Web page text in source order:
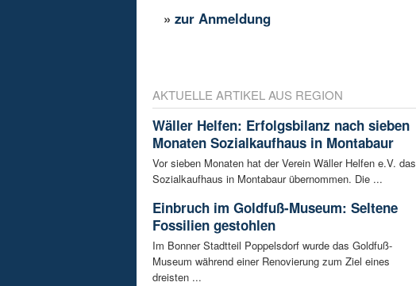
»zur Anmeldung
AKTUELLE ARTIKEL AUS REGION
Wäller Helfen: Erfolgsbilanz nach sieben
Monaten Sozialkaufhaus in Montabaur
Vor sieben Monaten hat der Verein Wäller Helfen e.V. das
Sozialkaufhaus in Montabaur übernommen. Die ...
Einbruch im Goldfuß-Museum: Seltene
Fossilien gestohlen
Im Bonner Stadtteil Poppelsdorf wurde das Goldfuß-
Museum während einer Renovierung zum Ziel eines
dreisten ...